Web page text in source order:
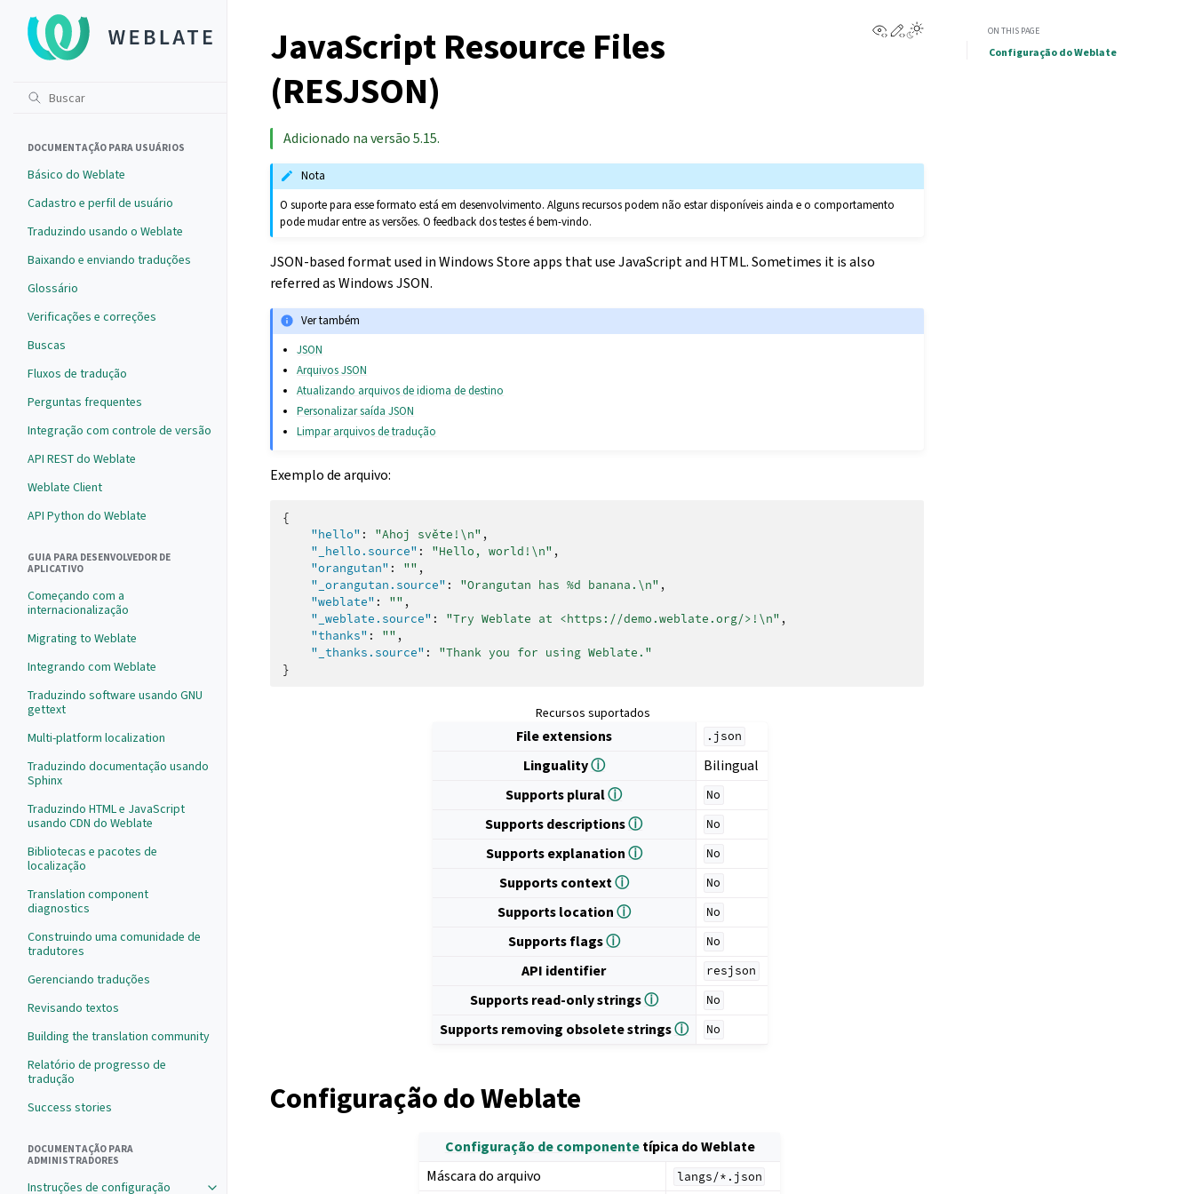
DOCUMENTAÇÃO PARA USUÁRIOS
Básico do Weblate
Cadastro e perfil de usuário
Traduzindo usando o Weblate
Baixando e enviando traduções
Glossário
Verificações e correções
Buscas
Fluxos de tradução
Perguntas frequentes
Integração com controle de versão
API REST do Weblate
Weblate Client
API Python do Weblate
GUIA PARA DESENVOLVEDOR DE
APLICATIVO
Começando com a
internacionalização
Migrating to Weblate
Integrando com Weblate
Traduzindo software usando GNU
gettext
Multi-platform localization
Traduzindo documentação usando
Sphinx
Traduzindo HTML e JavaScript
usando CDN do Weblate
Bibliotecas e pacotes de
localização
Translation component
diagnostics
Construindo uma comunidade de
tradutores
Gerenciando traduções
Revisando textos
Building the translation community
Relatório de progresso de
tradução
Success stories
DOCUMENTAÇÃO PARA
ADMINISTRADORES
Instruções de configuração
View this page
Edit this page
JavaScript Resource Files
(RESJSON)
Adicionado na versão 5.15.
Nota
O suporte para esse formato está em desenvolvimento. Alguns recursos podem não estar disponíveis ainda e o comportamento
pode mudar entre as versões. O feedback dos testes é bem-vindo.
JSON-based format used in Windows Store apps that use JavaScript and HTML. Sometimes it is also
referred as Windows JSON.
Ver também
JSON
Arquivos JSON
Atualizando arquivos de idioma de destino
Personalizar saída JSON
Limpar arquivos de tradução
Exemplo de arquivo:
{
"hello" : "Ahoj světe!\n" ,
"_hello.source" : "Hello, world!\n" ,
"orangutan" : "" ,
"_orangutan.source" : "Orangutan has %d banana.\n" ,
"weblate" : "" ,
"_weblate.source" : "Try Weblate at <https://demo.weblate.org/>!\n" ,
"thanks" : "" ,
"_thanks.source" :
"Thank you for using Weblate."
}
Recursos suportados
File extensions .json
Lingualityⓘ
Bilingual
Supports pluralⓘ No
Supports descriptionsⓘ No
Supports explanationⓘ No
Supports contextⓘ No
Supports locationⓘ No
Supports flagsⓘ No
API identifier resjson
Supports read-only stringsⓘ No
Supports removing obsolete stringsⓘ No
Configuração do Weblate
Configuração de componentetípica do Weblate
Máscara do arquivo
langs/*.json
ON THIS PAGE
Configuração do Weblate